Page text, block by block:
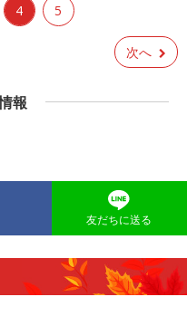
4 5
次へ
報
友だちに送る